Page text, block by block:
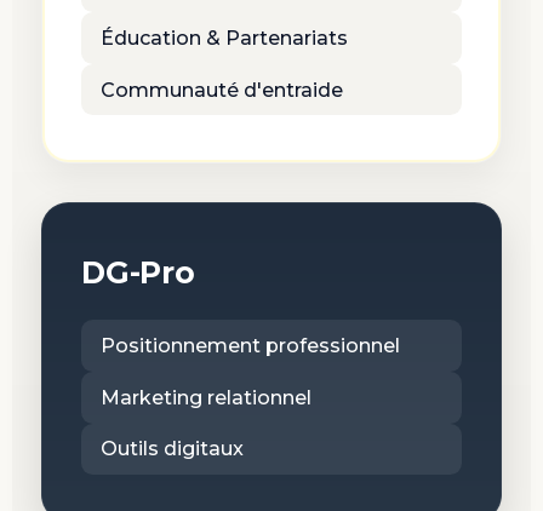
Éducation & Partenariats
Communauté d'entraide
DG-Pro
Positionnement professionnel
Marketing relationnel
Outils digitaux